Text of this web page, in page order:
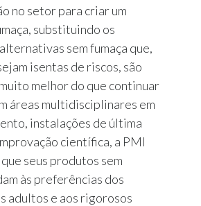
no setor para criar um
substituindo os
sem fumaça que,
isentas de riscos, são
melhor do que continuar
áreas multidisciplinares em
instalações de última
científica, a PMI
seus produtos sem
às preferências dos
adultos e aos rigorosos